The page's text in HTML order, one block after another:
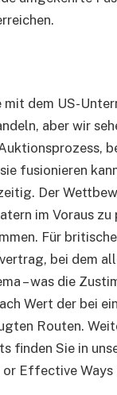
dem US-
aber wir
fusionieren
Der
im Voraus
Für
bei dem
– was die
Wert der bei
Routen.
finden Sie in
Effective Ways